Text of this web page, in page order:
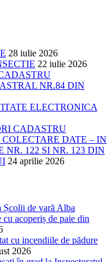
28 iulie 2026
22 iulie 2026
NR.84 DIN
ELECTRONICA
CADASTRU
DATE – IN
NR. 122 SI NR. 123 DIN
24 aprilie 2026
Școlii de vară Alba
cu acoperiș de paie din
cu incendiile de pădure
2026